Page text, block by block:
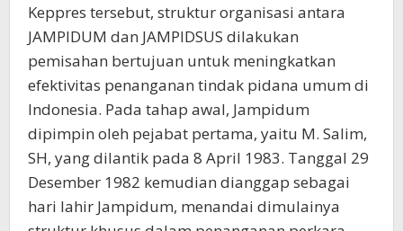
Keppres tersebut, struktur organisasi antara
JAMPIDUM dan JAMPIDSUS dilakukan
pemisahan bertujuan untuk meningkatkan
efektivitas penanganan tindak pidana umum di
Indonesia. Pada tahap awal, Jampidum
dipimpin oleh pejabat pertama, yaitu M. Salim,
SH, yang dilantik pada 8 April 1983. Tanggal 29
Desember 1982 kemudian dianggap sebagai
hari lahir Jampidum, menandai dimulainya